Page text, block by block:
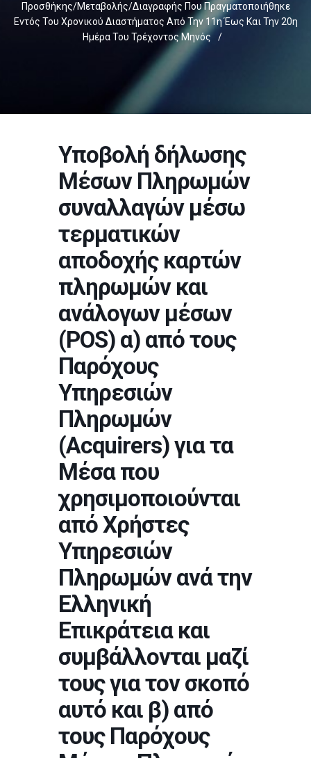
Προσθήκης/μεταβολής/διαγραφής Που Πραγματοποιήθηκε
Εντός Του Χρονικού Διαστήματος Από Την 11η Έως Και Την 20η
Ημέρα Του Τρέχοντος Μηνός
/
Υποβολή δήλωσης
Μέσων Πληρωμών
συναλλαγών μέσω
τερματικών
αποδοχής καρτών
πληρωμών και
ανάλογων μέσων
(POS) α) από τους
Παρόχους
Υπηρεσιών
Πληρωμών
(Acquirers) για τα
Μέσα που
χρησιμοποιούνται
από Χρήστες
Υπηρεσιών
Πληρωμών ανά την
Ελληνική
Επικράτεια και
συμβάλλονται μαζί
τους για τον σκοπό
αυτό και β) από
τους Παρόχους